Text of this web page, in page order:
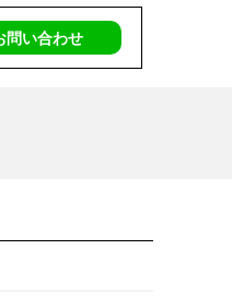
問い合わせ